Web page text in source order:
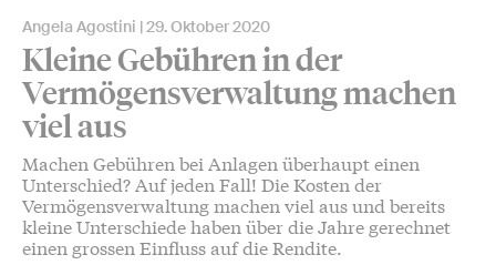
Angela Agostini 29. Oktober 2020
Kleine Gebühren in der
Vermögensverwaltung machen
viel aus
Machen Gebühren bei Anlagen überhaupt einen
Unterschied? Auf jeden Fall! Die Kosten der
Vermögensverwaltung machen viel aus und bereits
kleine Unterschiede haben über die Jahre gerechnet
einen grossen Einfluss auf die Rendite.